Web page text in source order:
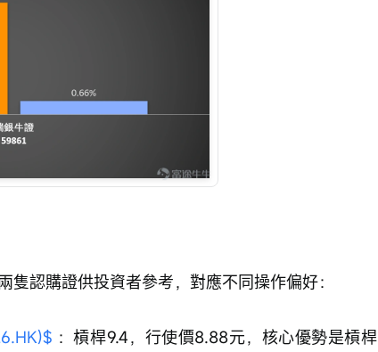
隻認購證供投資者參考，對應不同操作偏好：
：槓桿9.4，行使價8.88元，核心優勢是槓桿